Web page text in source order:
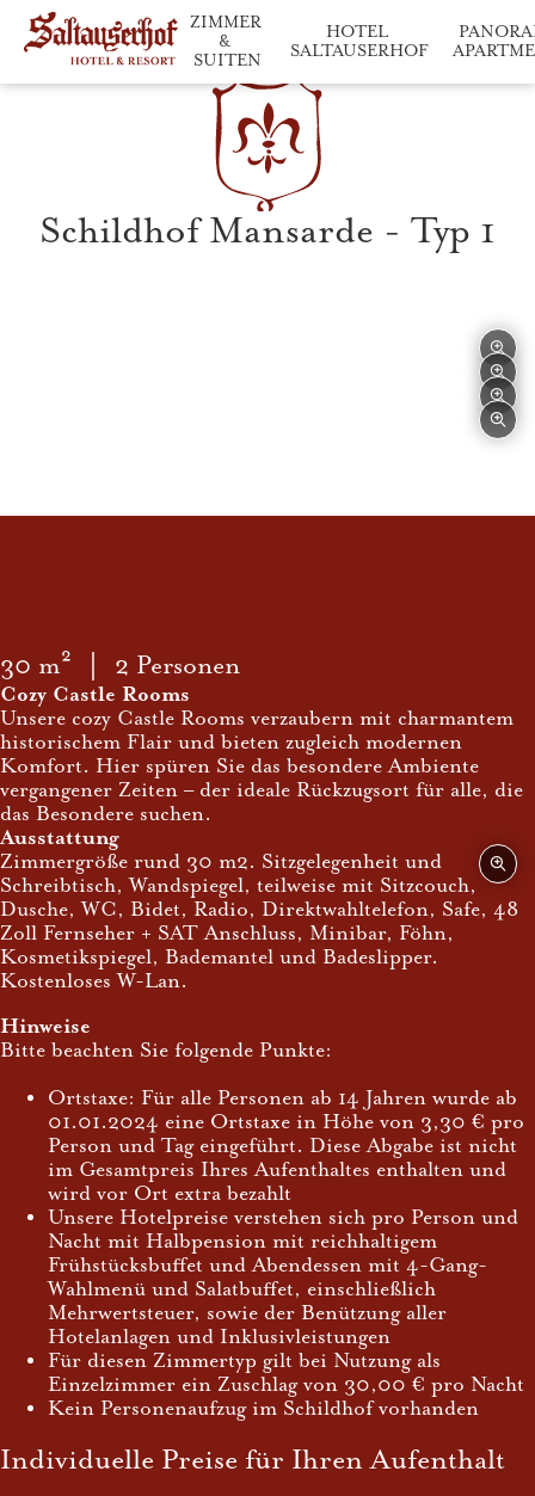
ZIMMER
&
SUITEN
HOTEL
SALTAUSERHOF
Schildhof Mansarde - Typ 1
30 m² ｜ 2 Personen
Cozy Castle Rooms
Unsere cozy Castle Rooms verzaubern mit charmantem
historischem Flair und bieten zugleich modernen
Komfort. Hier spüren Sie das besondere Ambiente
vergangener Zeiten – der ideale Rückzugsort für alle, die
das Besondere suchen.
Ausstattung
Zimmergröße rund 30 m2. Sitzgelegenheit und
Schreibtisch, Wandspiegel, teilweise mit Sitzcouch,
Dusche, WC, Bidet, Radio, Direktwahltelefon, Safe, 48
Zoll Fernseher + SAT Anschluss, Minibar, Föhn,
Kosmetikspiegel, Bademantel und Badeslipper.
Kostenloses W-Lan.
Hinweise
Bitte beachten Sie folgende Punkte:
Ortstaxe: Für alle Personen ab 14 Jahren wurde ab
01.01.2024 eine Ortstaxe in Höhe von 3,30 € pro
Person und Tag eingeführt. Diese Abgabe ist nicht
im Gesamtpreis Ihres Aufenthaltes enthalten und
wird vor Ort extra bezahlt
Unsere Hotelpreise verstehen sich pro Person und
Nacht mit Halbpension mit reichhaltigem
Frühstücksbuffet und Abendessen mit 4-Gang-
Wahlmenü und Salatbuffet, einschließlich
Mehrwertsteuer, sowie der Benützung aller
Hotelanlagen und Inklusivleistungen
Für diesen Zimmertyp gilt bei Nutzung als
Einzelzimmer ein Zuschlag von 30,00 € pro Nacht
Kein Personenaufzug im Schildhof vorhanden
Individuelle Preise für Ihren Aufenthalt